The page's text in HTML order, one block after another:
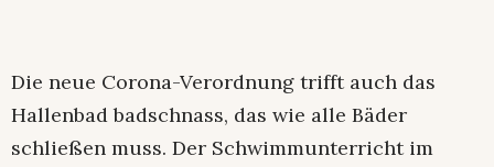
Die neue Corona-Verordnung trifft auch das
Hallenbad badschnass, das wie alle Bäder
schließen muss. Der Schwimmunterricht im